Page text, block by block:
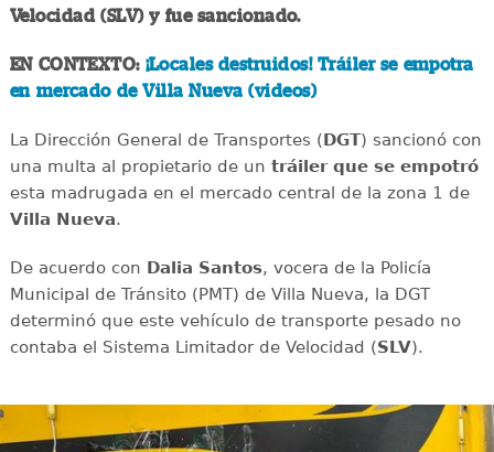
Velocidad (SLV) y fue sancionado.
EN CONTEXTO: ¡Locales destruidos! Tráiler se empotra
en mercado de Villa Nueva (videos)
La Dirección General de Transportes (DGT) sancionó con
una multa al propietario de un tráiler que se empotró
esta madrugada en el mercado central de la zona 1 de
Villa Nueva.
De acuerdo con Dalia Santos, vocera de la Policía
Municipal de Tránsito (PMT) de Villa Nueva, la DGT
determinó que este vehículo de transporte pesado no
contaba el Sistema Limitador de Velocidad (SLV).